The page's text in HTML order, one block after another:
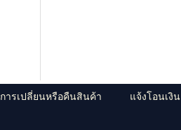
การเปลี่ยนหรือคืนสินค้า
แจ้งโอนเงิน